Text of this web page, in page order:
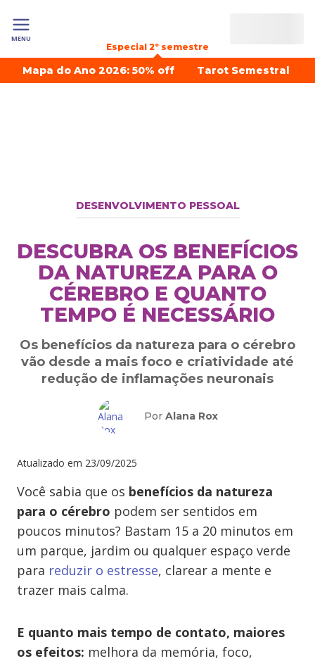
MENU
Especial 2º semestre
Mapa do Ano 2026: 50% off Tarot Semestral
DESENVOLVIMENTO PESSOAL
DESCUBRA OS BENEFÍCIOS
DA NATUREZA PARA O
CÉREBRO E QUANTO
TEMPO É NECESSÁRIO
Os benefícios da natureza para o cérebro
vão desde a mais foco e criatividade até
redução de inflamações neuronais
Por Alana Rox
Atualizado em 23/09/2025
Você sabia que os benefícios da natureza
para o cérebro podem ser sentidos em
poucos minutos? Bastam 15 a 20 minutos em
um parque, jardim ou qualquer espaço verde
para reduzir o estresse, clarear a mente e
trazer mais calma.
E quanto mais tempo de contato, maiores
os efeitos: melhora da memória, foco,